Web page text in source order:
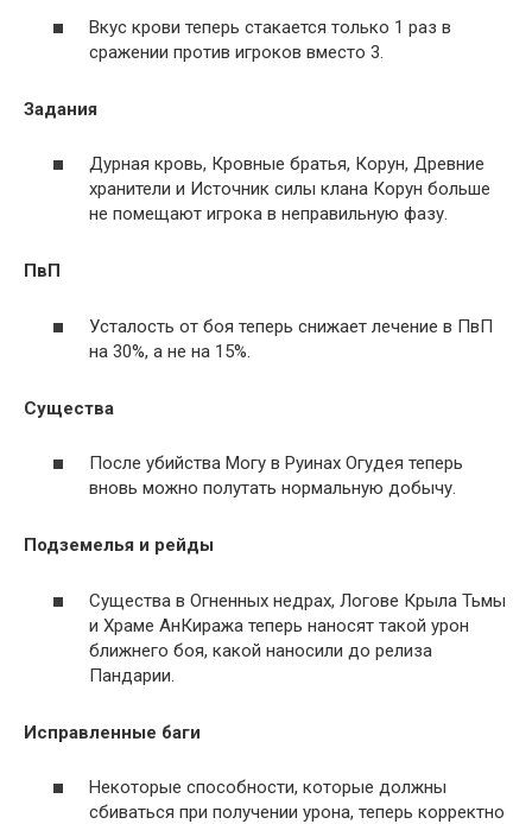
Вкус крови теперь стакается только 1 раз в
сражении против игроков вместо 3.
Задания
Дурная кровь, Кровные братья, Корун, Древние
хранители и Источник силы клана Корун больше
не помещают игрока в неправильную фазу.
ПвП
Усталость от боя теперь снижает лечение в ПвП
на 30%, а не на 15%.
Существа
После убийства Могу в Руинах Огудея теперь
вновь можно полутать нормальную добычу.
Подземелья и рейды
Существа в Огненных недрах, Логове Крыла Тьмы
и Храме АнКиража теперь наносят такой урон
ближнего боя, какой наносили до релиза
Пандарии.
Исправленные баги
Некоторые способности, которые должны
сбиваться при получении урона, теперь корректно